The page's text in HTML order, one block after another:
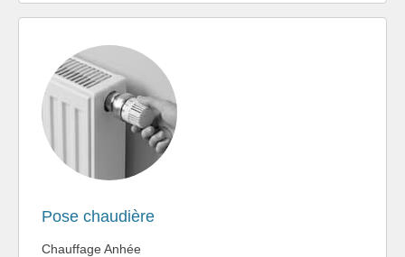
Pose chaudière
Chauffage Anhée